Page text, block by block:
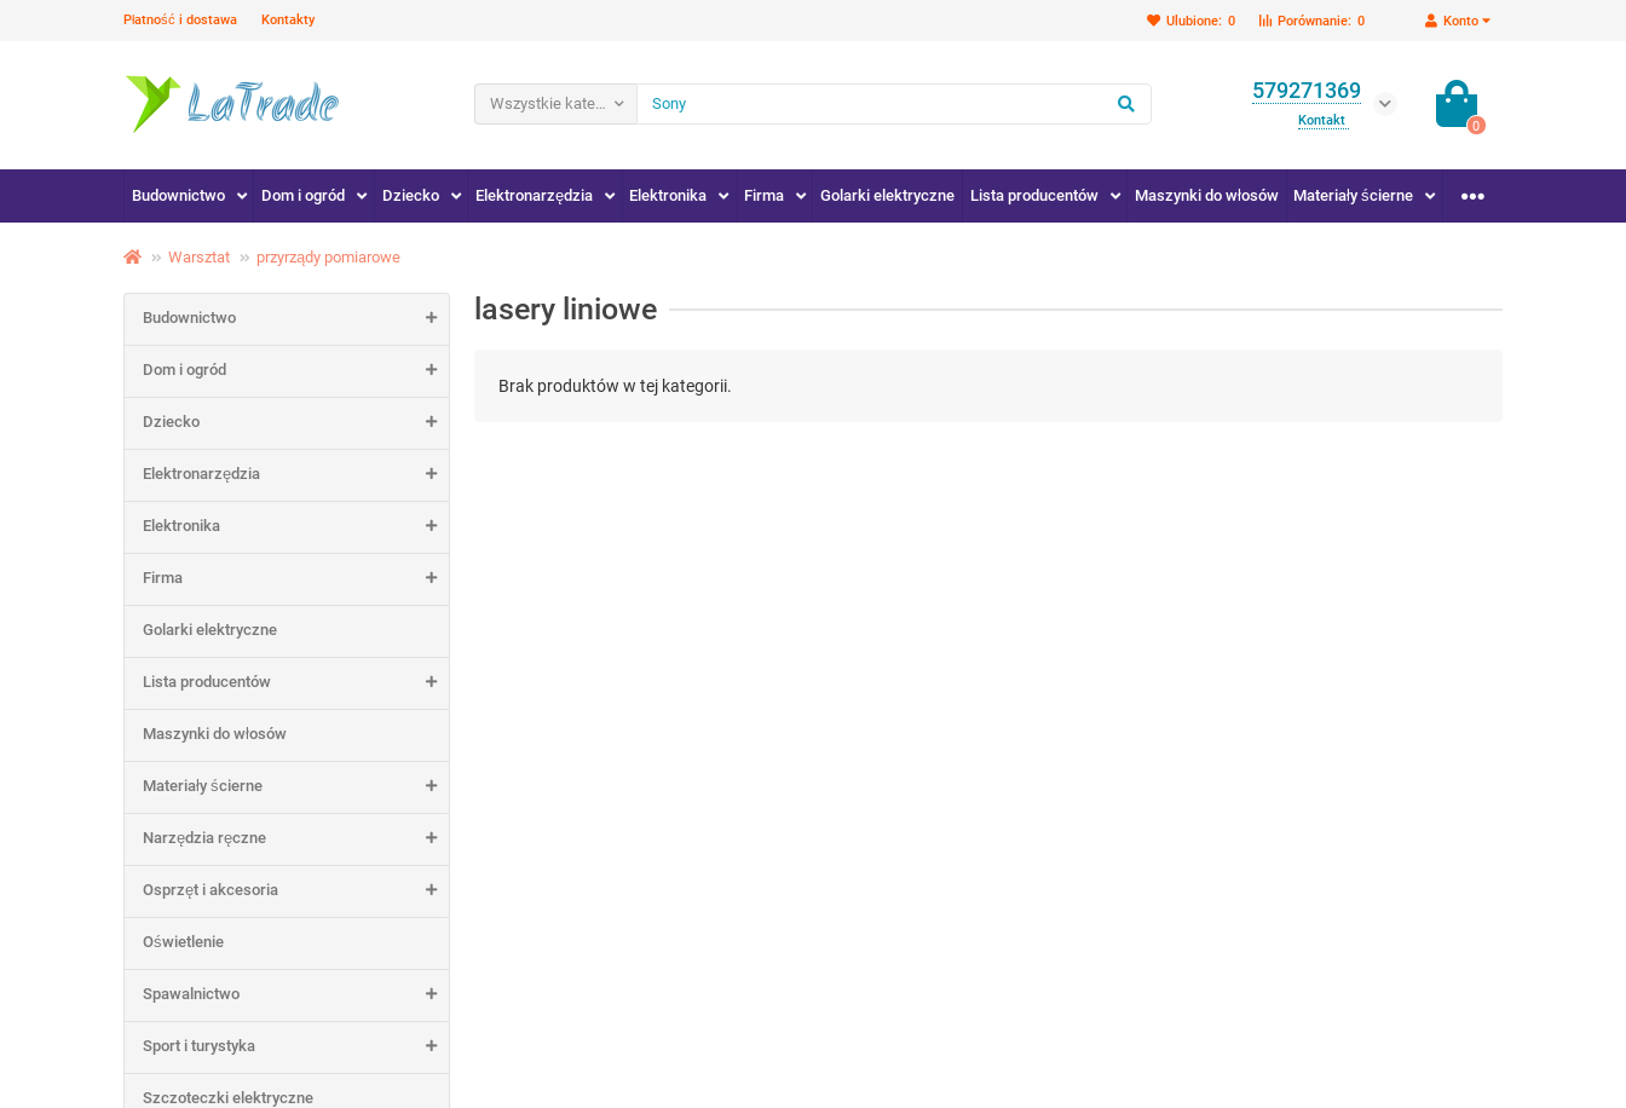
Konto
Porównanie: 0
Ulubione: 0
Płatność i dostawa Kontakty
Wszystkie kategorie
579271369
Kontakt 0
Budownictwo Dom i ogród Dziecko Elektronarzędzia Elektronika Firma Golarki elektryczne Lista producentów Maszynki do włosów Materiały ścierne
Warsztat przyrządy pomiarowe
Budownictwo
Dom i ogród
Dziecko
Elektronarzędzia
Elektronika
Firma
Golarki elektryczne
Lista producentów
Maszynki do włosów
Materiały ścierne
Narzędzia ręczne
Osprzęt i akcesoria
Oświetlenie
Spawalnictwo
Sport i turystyka
Szczoteczki elektryczne
lasery liniowe
Brak produktów w tej kategorii.